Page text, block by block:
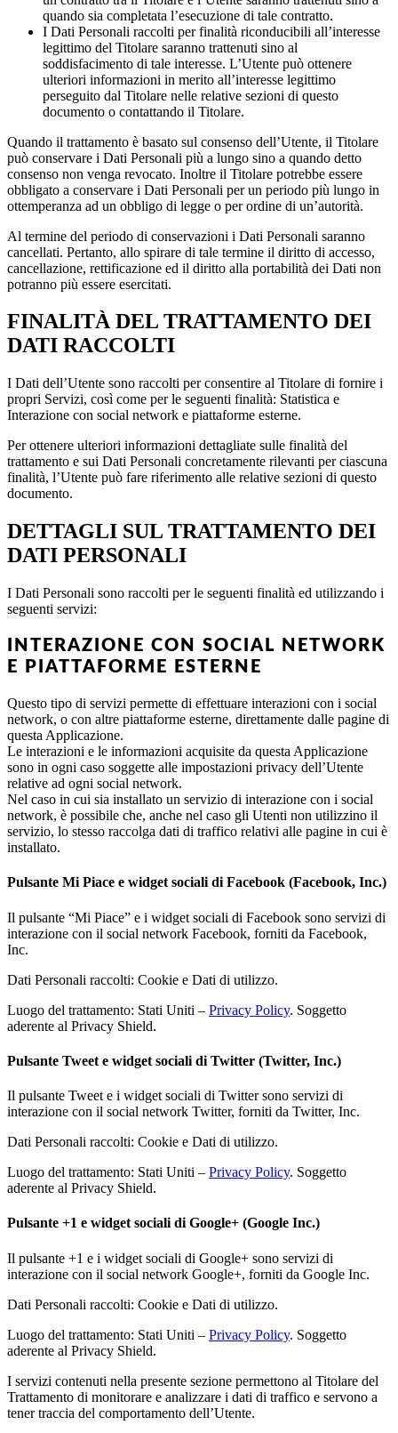
quando sia completata l’esecuzione di tale contratto.
I Dati Personali raccolti per finalità riconducibili all’interesse
legittimo del Titolare saranno trattenuti sino al
soddisfacimento di tale interesse. L’Utente può ottenere
ulteriori informazioni in merito all’interesse legittimo
perseguito dal Titolare nelle relative sezioni di questo
documento o contattando il Titolare.
Quando il trattamento è basato sul consenso dell’Utente, il Titolare
può conservare i Dati Personali più a lungo sino a quando detto
consenso non venga revocato. Inoltre il Titolare potrebbe essere
obbligato a conservare i Dati Personali per un periodo più lungo in
ottemperanza ad un obbligo di legge o per ordine di un’autorità.
Al termine del periodo di conservazioni i Dati Personali saranno
cancellati. Pertanto, allo spirare di tale termine il diritto di accesso,
cancellazione, rettificazione ed il diritto alla portabilità dei Dati non
potranno più essere esercitati.
FINALITÀ DEL TRATTAMENTO DEI
DATI RACCOLTI
I Dati dell’Utente sono raccolti per consentire al Titolare di fornire i
propri Servizi, così come per le seguenti finalità: Statistica e
Interazione con social network e piattaforme esterne.
Per ottenere ulteriori informazioni dettagliate sulle finalità del
trattamento e sui Dati Personali concretamente rilevanti per ciascuna
finalità, l’Utente può fare riferimento alle relative sezioni di questo
documento.
DETTAGLI SUL TRATTAMENTO DEI
DATI PERSONALI
I Dati Personali sono raccolti per le seguenti finalità ed utilizzando i
seguenti servizi:
INTERAZIONE CON SOCIAL NETWORK
E PIATTAFORME ESTERNE
Questo tipo di servizi permette di effettuare interazioni con i social
network, o con altre piattaforme esterne, direttamente dalle pagine di
questa Applicazione.
Le interazioni e le informazioni acquisite da questa Applicazione
sono in ogni caso soggette alle impostazioni privacy dell’Utente
relative ad ogni social network.
Nel caso in cui sia installato un servizio di interazione con i social
network, è possibile che, anche nel caso gli Utenti non utilizzino il
servizio, lo stesso raccolga dati di traffico relativi alle pagine in cui è
installato.
Pulsante Mi Piace e widget sociali di Facebook (Facebook, Inc.)
Il pulsante “Mi Piace” e i widget sociali di Facebook sono servizi di
interazione con il social network Facebook, forniti da Facebook,
Inc.
Dati Personali raccolti: Cookie e Dati di utilizzo.
Luogo del trattamento: Stati Uniti – Privacy Policy. Soggetto
aderente al Privacy Shield.
Pulsante Tweet e widget sociali di Twitter (Twitter, Inc.)
Il pulsante Tweet e i widget sociali di Twitter sono servizi di
interazione con il social network Twitter, forniti da Twitter, Inc.
Dati Personali raccolti: Cookie e Dati di utilizzo.
Luogo del trattamento: Stati Uniti – Privacy Policy. Soggetto
aderente al Privacy Shield.
Pulsante +1 e widget sociali di Google+ (Google Inc.)
Il pulsante +1 e i widget sociali di Google+ sono servizi di
interazione con il social network Google+, forniti da Google Inc.
Dati Personali raccolti: Cookie e Dati di utilizzo.
Luogo del trattamento: Stati Uniti – Privacy Policy. Soggetto
aderente al Privacy Shield.
I servizi contenuti nella presente sezione permettono al Titolare del
Trattamento di monitorare e analizzare i dati di traffico e servono a
tener traccia del comportamento dell’Utente.